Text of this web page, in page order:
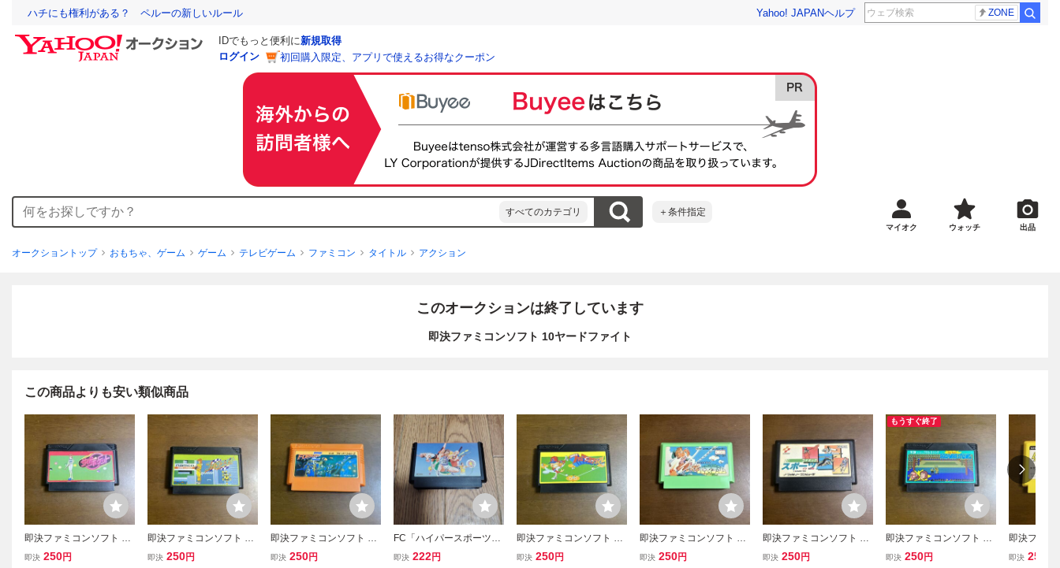
ハチにも権利がある？ ペルーの新しいルール Yahoo! JAPANヘルプ ZONE
IDでもっと便利に新規取得
ログイン
初回購入限定、アプリで使えるお得なクーポン
すべてのカテゴリ ＋条件指定
マイオク ウォッチ 出品
オークショントップ おもちゃ、ゲーム ゲーム テレビゲーム ファミコン タイトル アクション
このオークションは終了しています
即決ファミコンソフト 10ヤードファイト
この商品よりも安い類似商品
即決ファミコンソフト サ
イドポケット
即決 250円
即決ファミコンソフト フ
ァミリーサーキット
即決 250円
即決ファミコンソフト フ
ォーメーションZ
即決 250円
FC「ハイパースポーツ」
ソフトのみ
即決 222円
即決ファミコンソフト プ
ロ野球ファミリースタジ
即決 250円
即決ファミコンソフト バ
ーディラッシュ ゴルフ倶
即決 250円
即決ファミコンソフト コ
ナミックスポーツインソ
即決 250円
もうすぐ終了
即決ファミコンソフト タ
ッグチームプロレスリン
即決 250円
即決ファミ
グゼドエグ
即決 250